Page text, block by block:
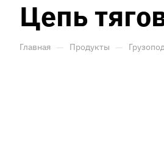
Цепь
Главная — Продукты —